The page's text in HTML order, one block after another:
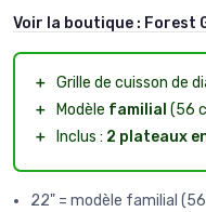
Voir la boutique : Forest
＋ Grille de cuisson de
＋
Modèle familial (56
＋
Inclus : 2 plateaux
22" = modèle familial